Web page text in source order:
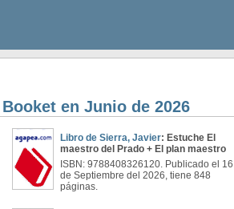
en Junio de 2026
Libro de Sierra, Javier: Estuche El
maestro del Prado + El plan maestro
ISBN: 9788408326120. Publicado el 16
de Septiembre del 2026, tiene 848
páginas.